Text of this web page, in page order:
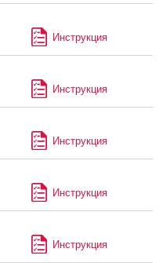
Инструкция
Инструкция
Инструкция
Инструкция
Инструкция